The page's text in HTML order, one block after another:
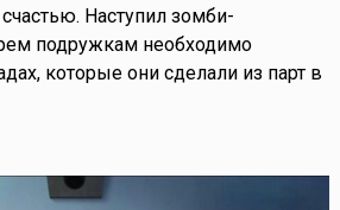
Наступил зомби-
подружкам необходимо
которые они сделали из парт в